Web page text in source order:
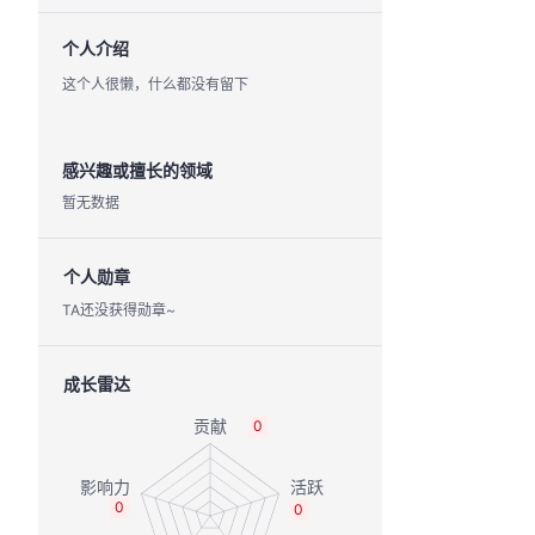
个人介绍
这个人很懒，什么都没有留下
感兴趣或擅长的领域
暂无数据
个人勋章
TA还没获得勋章~
成长雷达
0
0
0